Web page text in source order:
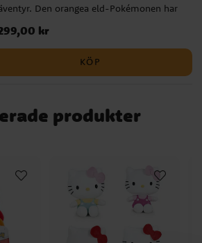
Den orangea eld-Pokémonen har
mjuka tassar och en trofast blick som lyser
barnrummet. En mjuk kramkompis
som gärna följer med på dagens alla lekar.
Charmander är 20 cm hög och är tillverkad
: 299,00 kr
kr
KÖP
produkter